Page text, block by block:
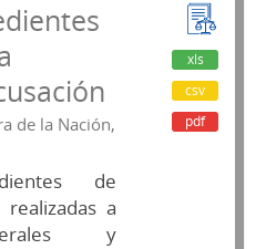
de la Nación,
de
a
y
xls
csv
pdf